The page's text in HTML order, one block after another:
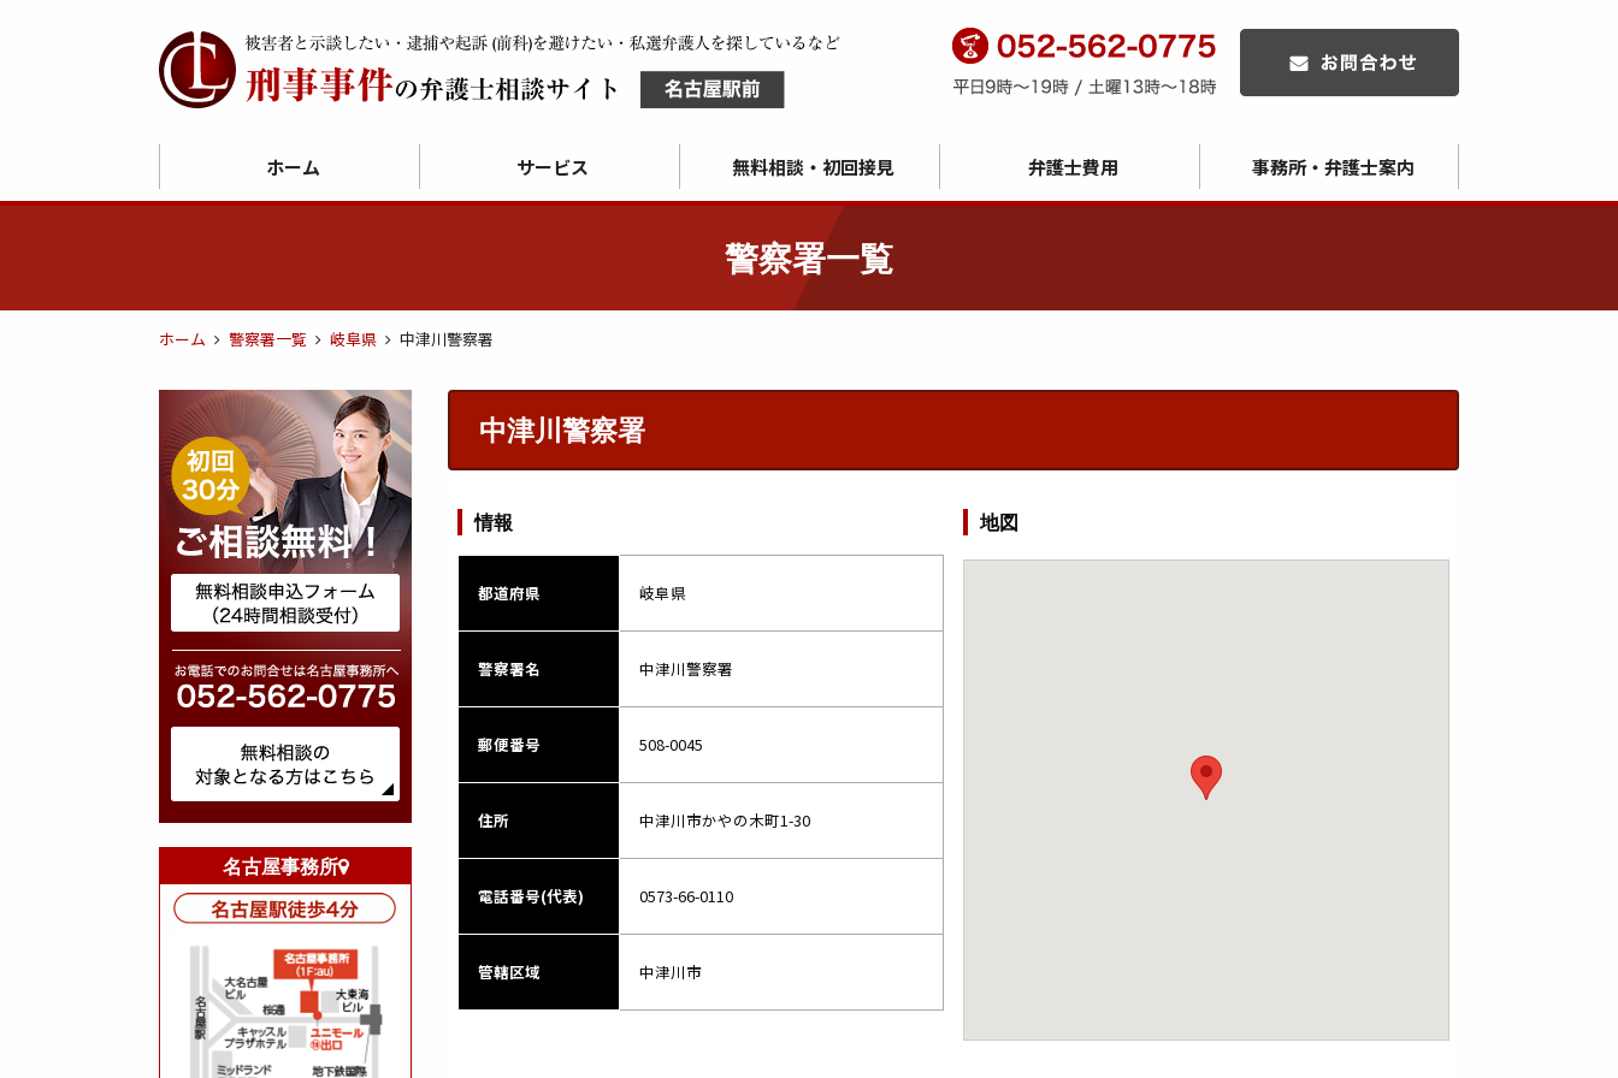
ホーム サービス 無料相談・初回接見 弁護士費用 事務所・弁護士案内
警察署一覧
ホーム 警察署一覧 岐阜県 中津川警察署
中津川警察署
情報
都道府県 岐阜県
警察署名 中津川警察署
郵便番号 508-0045
住所 中津川市かやの木町1-30
電話番号(代表) 0573-66-0110
管轄区域 中津川市
地図
名古屋事務所